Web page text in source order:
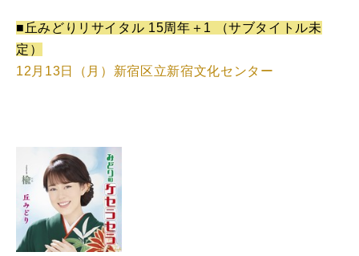
■丘みどりリサイタル 15周年＋1 （サブタイトル未
定）
12月13日（月）新宿区立新宿文化センター